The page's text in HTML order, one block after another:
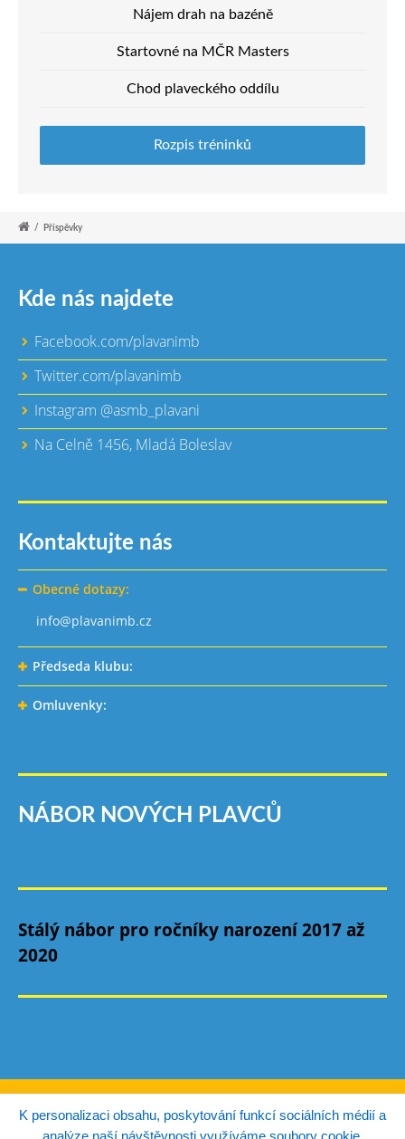
Nájem drah na bazéně
Startovné na MČR Masters
Chod plaveckého oddílu
Rozpis tréninků
/ Příspěvky
Kde nás najdete
Facebook.com/plavanimb
Twitter.com/plavanimb
Instagram @asmb_plavani
Na Celně 1456, Mladá Boleslav
Kontaktujte nás
Obecné dotazy:
info@plavanimb.cz
Předseda klubu:
Omluvenky:
NÁBOR NOVÝCH PLAVCŮ
Stálý nábor pro ročníky narození 2017 až
2020
© Copyright TJ Autoškoda Mladá Boleslav 2026.
K personalizaci obsahu, poskytování funkcí sociálních médií a
analýze naší návštěvnosti využíváme soubory cookie.